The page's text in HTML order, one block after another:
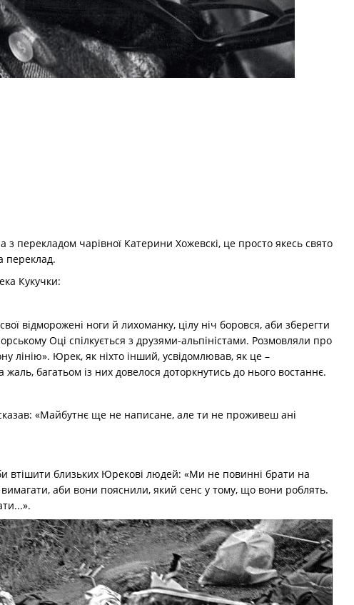
перекладом чарівної Катерини Хожевскі, це просто якесь свято
переклад.
Кукучки:
відморожені ноги й лихоманку, цілу ніч боровся, аби зберегти
Оці спілкується з друзями-альпіністами. Розмовляли про
лінію». Юрек, як ніхто інший, усвідомлював, як це –
багатьом із них довелося доторкнутись до нього востаннє.
«Майбутнє ще не написане, але ти не проживеш ані
втішити близьких Юрекові людей: «Ми не повинні брати на
вимагати, аби вони пояснили, який сенс у тому, що вони роблять.